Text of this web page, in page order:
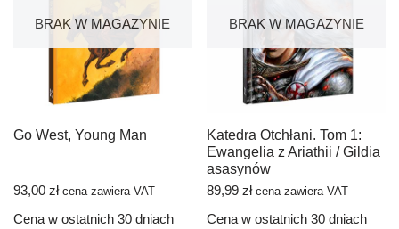
BRAK W MAGAZYNIE
Go West, Young Man
93,00 zł cena zawiera VAT
Cena w ostatnich 30 dniach
BRAK W MAGAZYNIE
Katedra Otchłani. Tom 1:
Ewangelia z Ariathii / Gildia
asasynów
89,99zł cena zawiera VAT
Cena w ostatnich 30 dniach